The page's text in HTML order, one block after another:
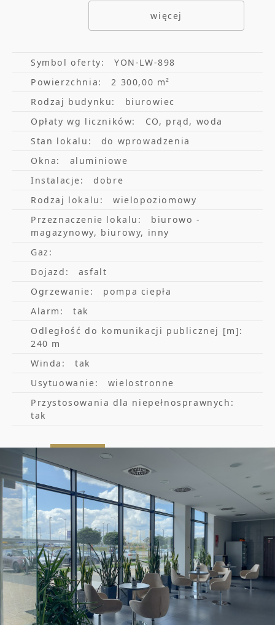
Oferty bez prowizji
Oferty na wyłączność
Port Lotniczy zapewnia dogodną
Możliwość najmu poszczególnych pieter do
potwierdzenia.
nowoczesne przestronne lobby
infrastruktura dla rowerzystów – prysznice,
prywatny plac parkingowy - 72 miejsca
podłogi podniesione/techniczne
zapewniające elastyczność pracy - floor boxy
sufity podwieszane
łącze światłowodowe
23,00 PLN/mkw
*wszystkie stawki netto + VAT
Zapraszam po więcej szczegółów oraz na
prezentację obiektu w dogodnym terminie.
Podane w zestawieniu stawki czynszu nie
stanowią oferty, są jedynie propozycją
cenową.
Oferta dedykowana pod potrzeby najemcy
przygotowywana indywidualnie.
więcej
Symbol oferty:
YON-LW-898
Powierzchnia:
2 300,00 m²
Rodzaj budynku:
biurowiec
Opłaty wg liczników:
CO, prąd, woda
Stan lokalu:
do wprowadzenia
Okna:
aluminiowe
Instalacje:
dobre
Rodzaj lokalu:
wielopoziomowy
Przeznaczenie lokalu:
biurowo -
magazynowy, biurowy, inny
Gaz:
Dojazd:
asfalt
Ogrzewanie:
pompa ciepła
Alarm:
tak
Odległość do komunikacji publicznej [m]:
240 m
Winda:
tak
Usytuowanie:
wielostronne
Przystosowania dla niepełnosprawnych:
tak